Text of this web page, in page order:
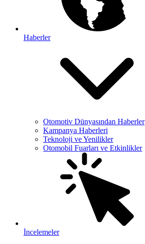
Haberler
Otomotiv Dünyasından Haberler
Kampanya Haberleri
Teknoloji ve Yenilikler
Otomobil Fuarları ve Etkinlikler
İncelemeler